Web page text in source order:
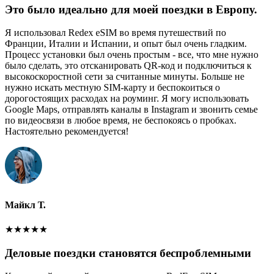
Это было идеально для моей поездки в Европу.
Я использовал Redex eSIM во время путешествий по
Франции, Италии и Испании, и опыт был очень гладким.
Процесс установки был очень простым - все, что мне нужно
было сделать, это отсканировать QR-код и подключиться к
высокоскоростной сети за считанные минуты. Больше не
нужно искать местную SIM-карту и беспокоиться о
дорогостоящих расходах на роуминг. Я могу использовать
Google Maps, отправлять каналы в Instagram и звонить семье
по видеосвязи в любое время, не беспокоясь о пробках.
Настоятельно рекомендуется!
Майкл Т.
★★★★★
Деловые поездки становятся беспроблемными